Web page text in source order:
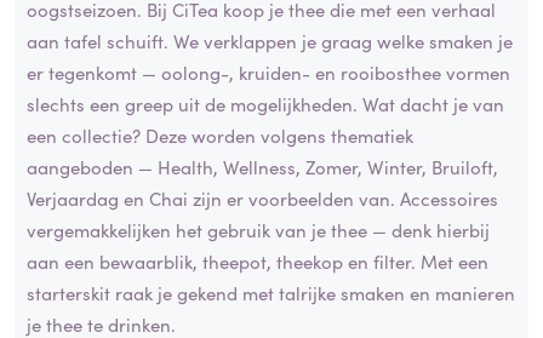
oogstseizoen. Bij CiTea koop je thee die met een verhaal
aan tafel schuift. We verklappen je graag welke smaken je
er tegenkomt — oolong-, kruiden- en rooibosthee vormen
slechts een greep uit de mogelijkheden. Wat dacht je van
een collectie? Deze worden volgens thematiek
aangeboden — Health, Wellness, Zomer, Winter, Bruiloft,
Verjaardag en Chai zijn er voorbeelden van. Accessoires
vergemakkelijken het gebruik van je thee — denk hierbij
aan een bewaarblik, theepot, theekop en filter. Met een
starterskit raak je gekend met talrijke smaken en manieren
je thee te drinken.